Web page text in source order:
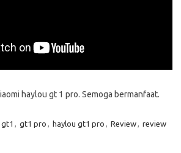
haylou gt 1 pro. Semoga bermanfaat.
gt1 , gt1 pro , haylou gt1 pro , Review, review